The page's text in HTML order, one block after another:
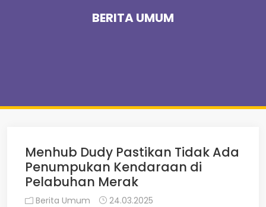
BERITA UMUM
Menhub Dudy Pastikan Tidak Ada
Penumpukan Kendaraan di
Pelabuhan Merak
Berita Umum
24.03.2025